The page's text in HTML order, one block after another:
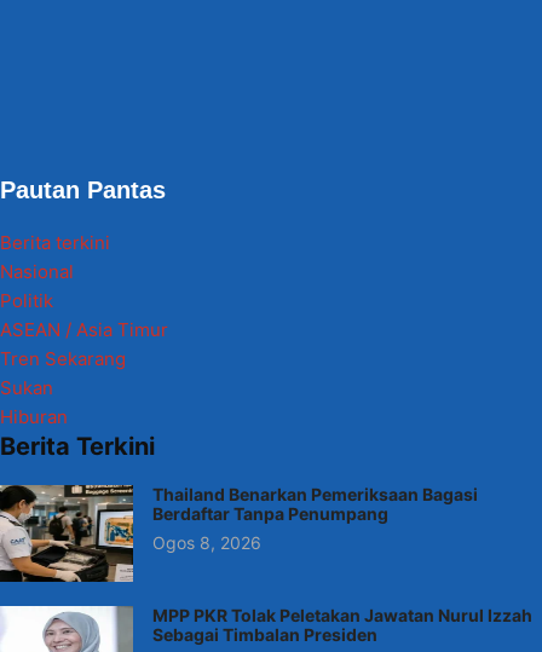
Pautan Pantas
Berita terkini
Nasional
Politik
ASEAN / Asia Timur
Tren Sekarang
Sukan
Hiburan
Berita Terkini
Thailand Benarkan Pemeriksaan Bagasi
Berdaftar Tanpa Penumpang
Ogos 8, 2026
MPP PKR Tolak Peletakan Jawatan Nurul Izzah
Sebagai Timbalan Presiden